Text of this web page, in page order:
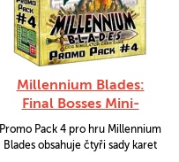
Millennium Blades:
Final Bosses Mini-
Expansion
Promo Pack 4 pro hru Millennium
Blades obsahuje čtyři sady karet